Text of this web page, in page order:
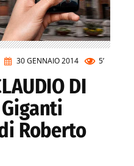
30 GENNAIO 2014 5’
DI
Giganti
Roberto